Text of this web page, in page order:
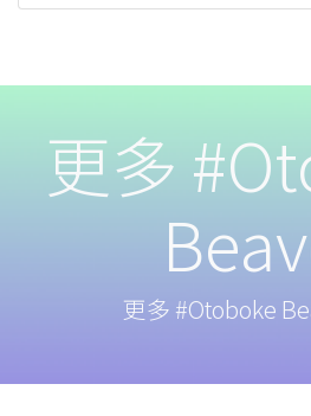
更多
更多 #Otoboke